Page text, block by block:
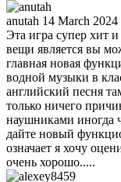
anutah 14 March 2024
Эта игра супер хит
вещи является вы
главная новая
водной музыки в
английский песня
только ничего
наушниками иногда
дайте новый
означает я хочу
очень хорошо.....